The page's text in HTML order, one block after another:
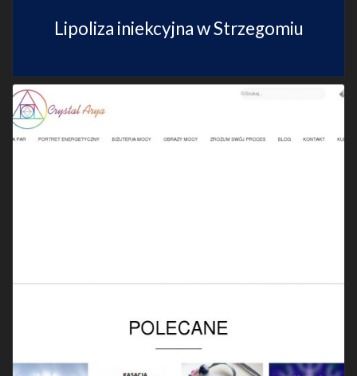
Lipoliza iniekcyjna w Strzegomiu